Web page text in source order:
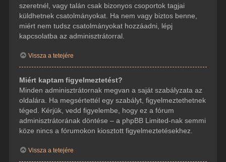
szeretnél, vagy talán csak bizonyos csoportok tagjai
küldhetnek csatolmányokat. Ha nem vagy biztos benne,
miért nem tudsz csatolmányokat hozzáadni, lépj
kapcsolatba az adminisztrátorral.
Vissza a tetejére
Miért kaptam figyelmeztetést?
Minden adminisztrátornak megvan a saját szabályzata az
oldalára. Ha megsértettél egy szabályt, figyelmeztethetnek
téged. Kérjük, vedd figyelembe, hogy ez a fórum
adminisztrátorának döntése – a phpBB Limited-nak semmi
köze nincs a fórumokon kiosztott figyelmeztetésekhez.
Vissza a tetejére